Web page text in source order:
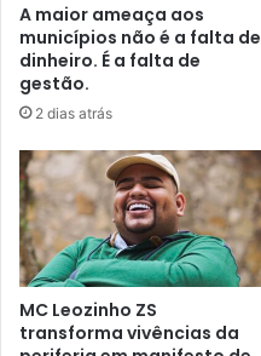
A maior ameaça aos
municípios não é a falta de
dinheiro. É a falta de
gestão.
2 dias atrás
MC Leozinho ZS
transforma vivências da